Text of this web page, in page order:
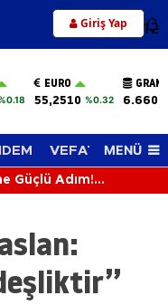
Giriş Yap 12
EURO
55,2510 %0.32
VEFAT EDENLER
MENÜ
Güçlü Adım!